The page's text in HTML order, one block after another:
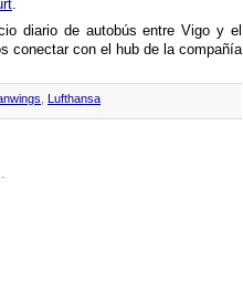
.
diario de autobús entre Vigo y el
conectar con el hub de la compañí­a
Lufthansa